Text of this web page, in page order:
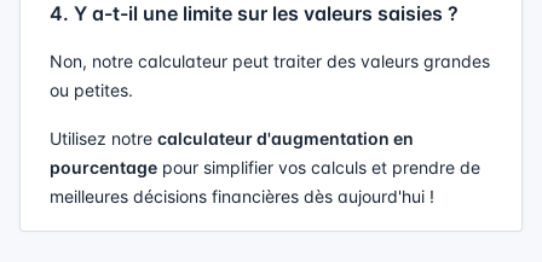
4. Y a-t-il une limite sur les valeurs saisies ?
Non, notre calculateur peut traiter des valeurs grandes
ou petites.
Utilisez notre calculateur d'augmentation en
pourcentage pour simplifier vos calculs et prendre de
meilleures décisions financières dès aujourd'hui !